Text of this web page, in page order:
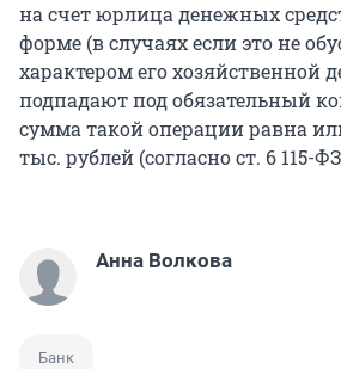
на счет юрлица денежных
форме (в случаях если это не
характером его хозяйственной
подпадают под обязательный
сумма такой операции равна
тыс. рублей (согласно ст. 6 115-
Анна Волкова
Банк